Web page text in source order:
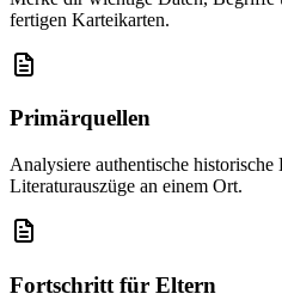
fertigen Karteikarten.
Primärquellen
Analysiere authentische historische
Literaturauszüge an einem Ort.
Fortschritt für Eltern